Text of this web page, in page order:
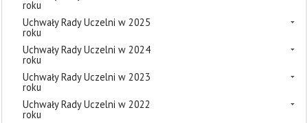
roku
Uchwały Rady Uczelni w 2025
roku
Uchwały Rady Uczelni w 2024
roku
Uchwały Rady Uczelni w 2023
roku
Uchwały Rady Uczelni w 2022
roku